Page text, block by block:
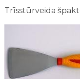
Trīsstūrveida